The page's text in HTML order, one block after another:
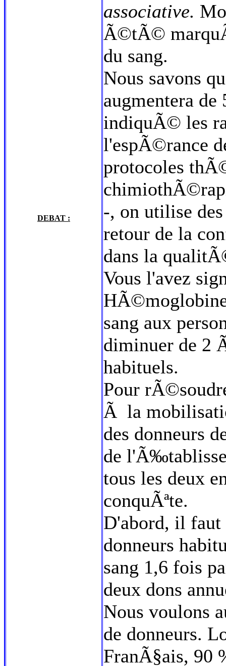
DEBAT :
associative.
Ã©tÃ©
du sang.
Nous savons
augmentera
indiquÃ© les
l'espÃ©rance
protocoles
-, on utilise
retour de la
dans la
Vous l'avez
sang aux
diminuer de 2
habituels.
Pour
Ã la
des donneurs
de
tous les deux
conquÃªte.
D'abord, il
donneurs
sang 1,6 fois
deux dons
Nous voulons
de donneurs.
FranÃ§ais, 90